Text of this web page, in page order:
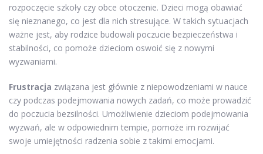
rozpoczęcie szkoły czy obce otoczenie. Dzieci mogą obawiać
się nieznanego, co jest dla nich stresujące. W takich sytuacjach
ważne jest, aby rodzice budowali poczucie bezpieczeństwa i
stabilności, co pomoże dzieciom oswoić się z nowymi
wyzwaniami.
Frustracja związana jest głównie z niepowodzeniami w nauce
czy podczas podejmowania nowych zadań, co może prowadzić
do poczucia bezsilności. Umożliwienie dzieciom podejmowania
wyzwań, ale w odpowiednim tempie, pomoże im rozwijać
swoje umiejętności radzenia sobie z takimi emocjami.